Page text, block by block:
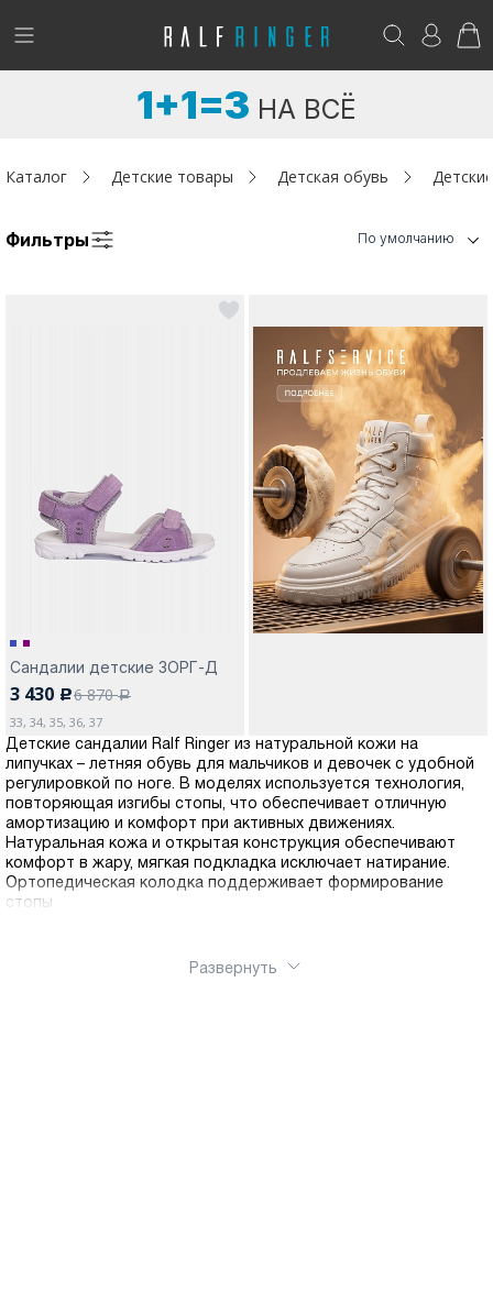
!
Женщинам
Адреса магазинов
Да, все верно
О компании
Покупателям
Возникли вопросы? - club@ralf.ru
1+1=3 НА ВСЁ
Каталог Детские товары Детская обувь
Фильтры По умолчанию
Сандалии детские ЗОРГ-Д
3 430 c6 870a
33, 34, 35, 36, 37
Детские сандалии Ralf Ringer из натуральной кожи на
липучках – летняя обувь для мальчиков и девочек с удобной
регулировкой по ноге. В моделях используется технология,
повторяющая изгибы стопы, что обеспечивает отличную
амортизацию и комфорт при активных движениях.
Натуральная кожа и открытая конструкция обеспечивают
комфорт в жару, мягкая подкладка исключает натирание.
Ортопедическая колодка поддерживает формирование
стопы
Развернуть